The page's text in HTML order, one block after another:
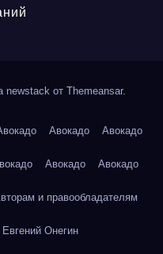
newstack от Themeansar.
Авокадо Авокадо
Авокадо Авокадо
и правообладателям
Онегин